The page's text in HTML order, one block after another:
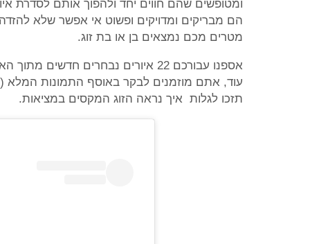
ומטופשים שהם חווים יחד ולהפוך אותם לסדרת
מטרים מכם נמצאים בן או בת זוג.
אספנו עבורכם 22 איורים נבחרים
עוד, אתם מוזמנים לבקר באוסף התמונות המלא
תזכו לגלות איך נראה הזוג המקסים במציאות.